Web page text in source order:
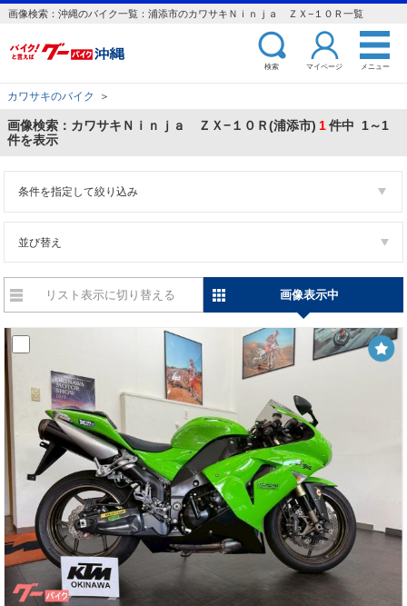
画像検索：沖縄のバイク一覧：浦添市のカワサキＮｉｎｊａ ＺＸ−１０Ｒ一覧
検索 マイページ メニュー
カワサキのバイク ＞
画像検索：カワサキＮｉｎｊａ ＺＸ−１０Ｒ(浦添市) 1件中 1～1
件を表示
条件を指定して絞り込み
並び替え
リスト表示に切り替える 画像表示中